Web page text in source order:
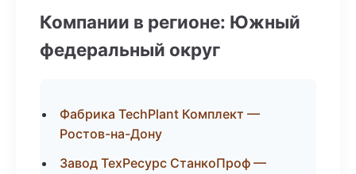
Компании в регионе: Южный
федеральный округ
Фабрика TechPlant Комплект —
Ростов-на-Дону
Завод ТехРесурс СтанкоПроф —